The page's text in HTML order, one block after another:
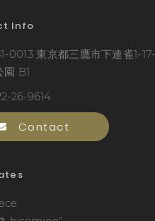
Info
0013 東京都三鷹市下連雀1-
園 B1
26-9614
Contact